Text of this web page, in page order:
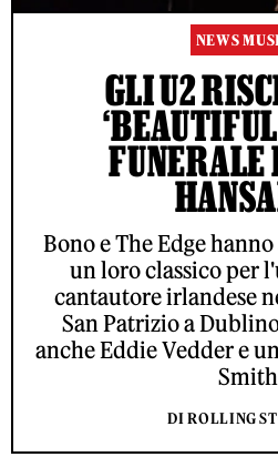
NEWS
GLI U2
FUNERALE
Bono e The Edge
un loro classico per
cantautore irlandese
San Patrizio a
anche Eddie Vedder e
Smith
DI ROLLING